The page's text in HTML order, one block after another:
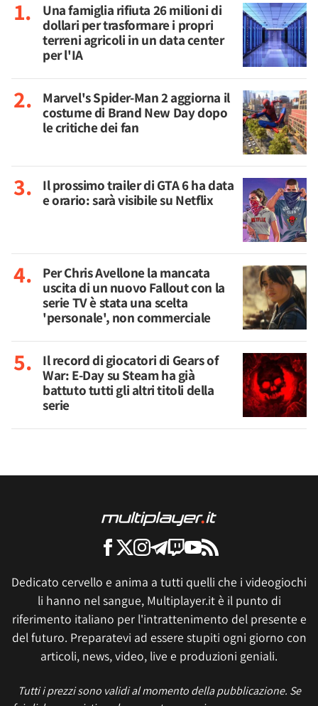
Una famiglia rifiuta 26 milioni di
dollari per trasformare i propri
terreni agricoli in un data center
per l'IA
Marvel's Spider-Man 2 aggiorna il
costume di Brand New Day dopo
le critiche dei fan
Il prossimo trailer di GTA 6 ha data
e orario: sarà visibile su Netflix
Per Chris Avellone la mancata
uscita di un nuovo Fallout con la
serie TV è stata una scelta
'personale', non commerciale
Il record di giocatori di Gears of
War: E-Day su Steam ha già
battuto tutti gli altri titoli della
serie
Dedicato cervello e anima a tutti quelli che i videogiochi
li hanno nel sangue, Multiplayer.it è il punto di
riferimento italiano per l'intrattenimento del presente e
del futuro. Preparatevi ad essere stupiti ogni giorno con
articoli, news, video, live e produzioni geniali.
Tutti i prezzi sono validi al momento della pubblicazione. Se